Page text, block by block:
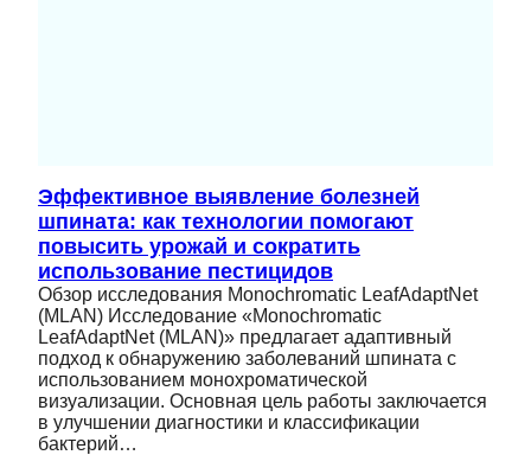
Эффективное выявление болезней
шпината: как технологии помогают
повысить урожай и сократить
использование пестицидов
Обзор исследования Monochromatic LeafAdaptNet
(MLAN) Исследование «Monochromatic
LeafAdaptNet (MLAN)» предлагает адаптивный
подход к обнаружению заболеваний шпината с
использованием монохроматической
визуализации. Основная цель работы заключается
в улучшении диагностики и классификации
бактерий…